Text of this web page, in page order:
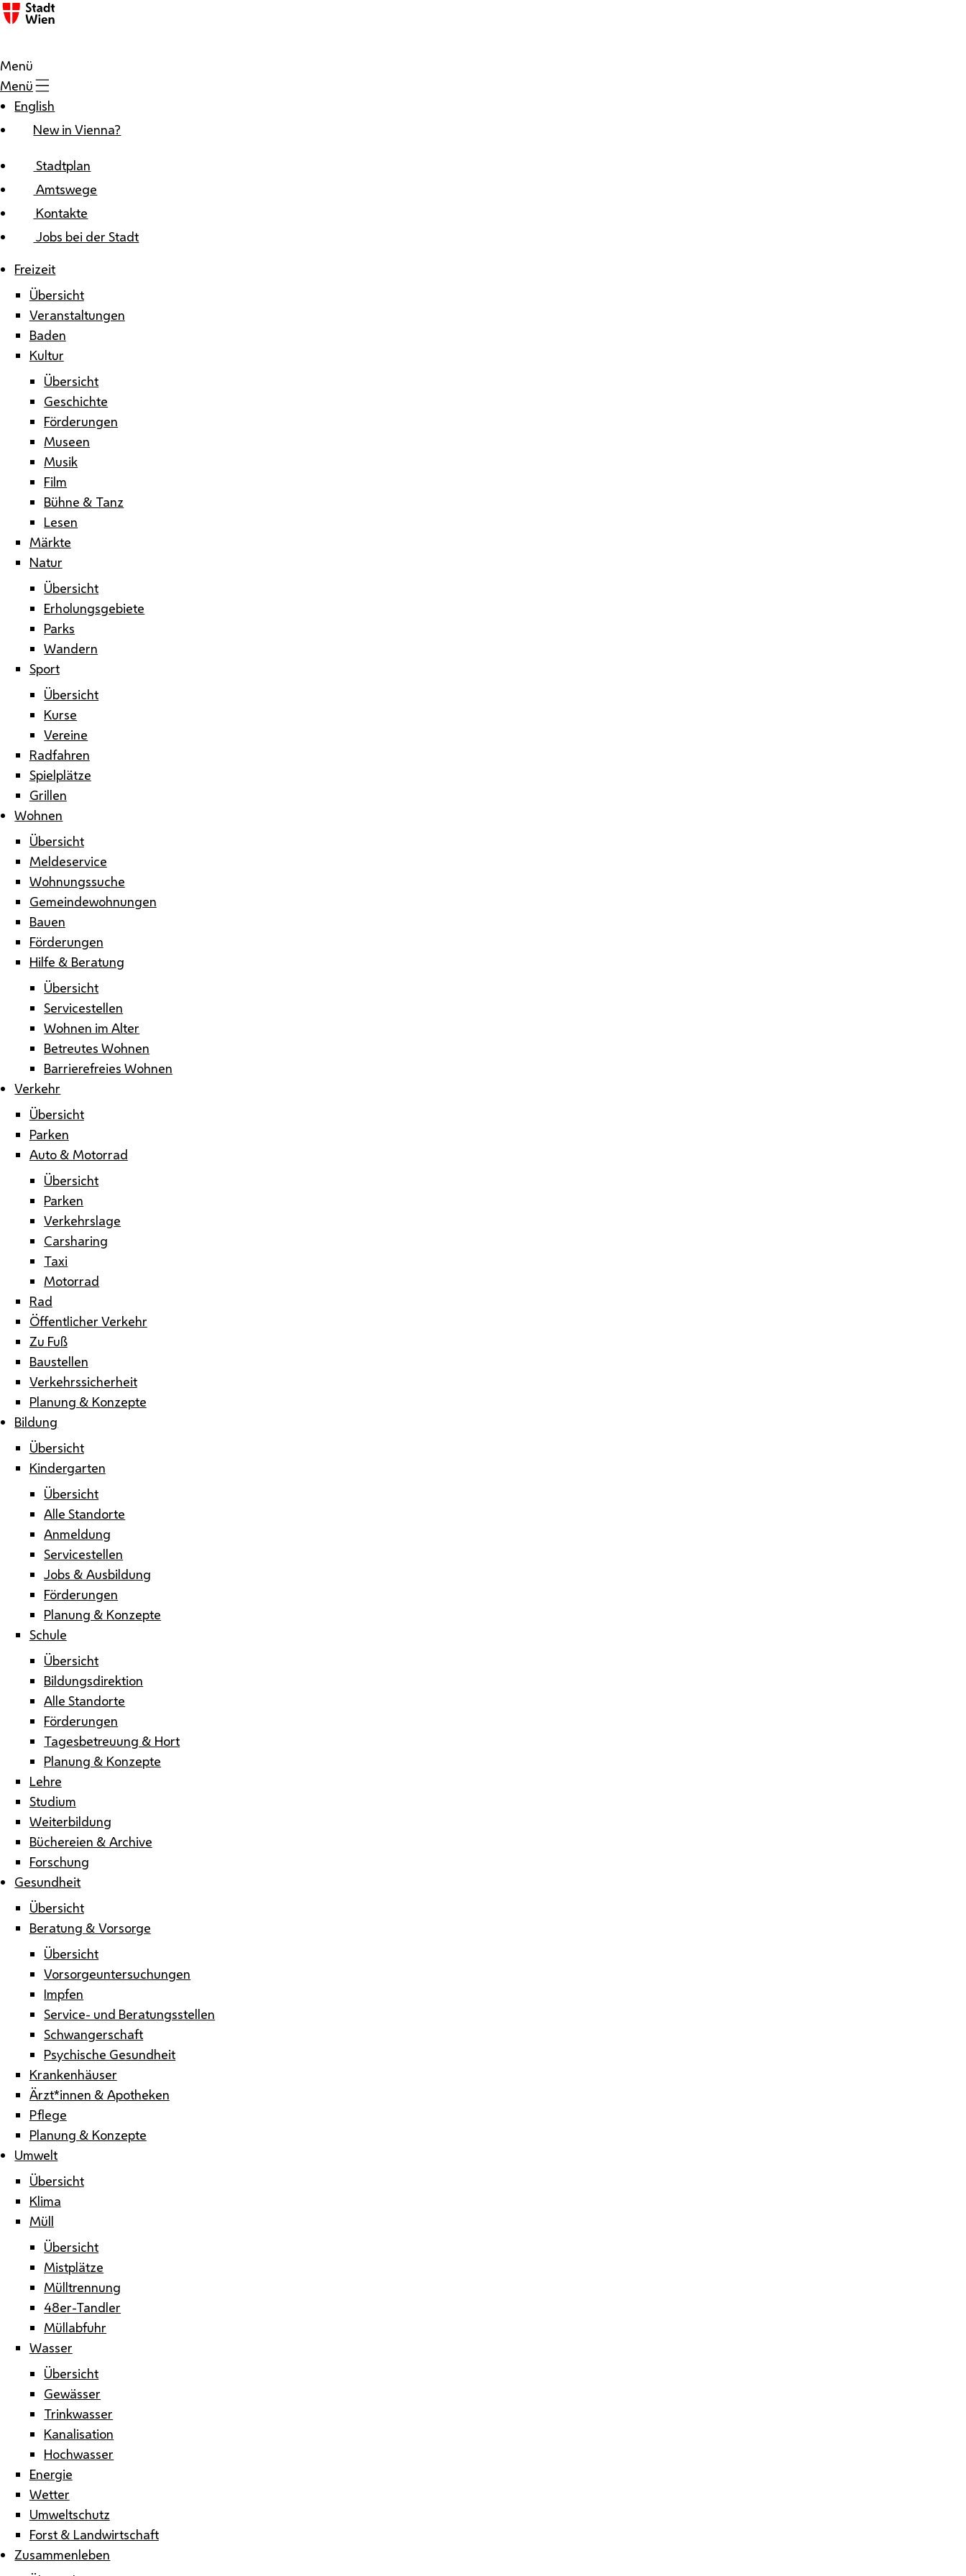
Zum Inhalt
Menü
Menü
English
New in Vienna?
Stadtplan
Amtswege
Kontakte
Jobs bei der Stadt
Freizeit
Übersicht
Veranstaltungen
Baden
Kultur
Übersicht
Geschichte
Förderungen
Museen
Musik
Film
Bühne & Tanz
Lesen
Märkte
Natur
Übersicht
Erholungsgebiete
Parks
Wandern
Sport
Übersicht
Kurse
Vereine
Radfahren
Spielplätze
Grillen
Wohnen
Übersicht
Meldeservice
Wohnungssuche
Gemeindewohnungen
Bauen
Förderungen
Hilfe & Beratung
Übersicht
Servicestellen
Wohnen im Alter
Betreutes Wohnen
Barrierefreies Wohnen
Verkehr
Übersicht
Parken
Auto & Motorrad
Übersicht
Parken
Verkehrslage
Carsharing
Taxi
Motorrad
Rad
Öffentlicher Verkehr
Zu Fuß
Baustellen
Verkehrssicherheit
Planung & Konzepte
Bildung
Übersicht
Kindergarten
Übersicht
Alle Standorte
Anmeldung
Servicestellen
Jobs & Ausbildung
Förderungen
Planung & Konzepte
Schule
Übersicht
Bildungsdirektion
Alle Standorte
Förderungen
Tagesbetreuung & Hort
Planung & Konzepte
Lehre
Studium
Weiterbildung
Büchereien & Archive
Forschung
Gesundheit
Übersicht
Beratung & Vorsorge
Übersicht
Vorsorgeuntersuchungen
Impfen
Service- und Beratungsstellen
Schwangerschaft
Psychische Gesundheit
Krankenhäuser
Ärzt*innen & Apotheken
Pflege
Planung & Konzepte
Umwelt
Übersicht
Klima
Müll
Übersicht
Mistplätze
Mülltrennung
48er-Tandler
Müllabfuhr
Wasser
Übersicht
Gewässer
Trinkwasser
Kanalisation
Hochwasser
Energie
Wetter
Umweltschutz
Forst & Landwirtschaft
Zusammenleben